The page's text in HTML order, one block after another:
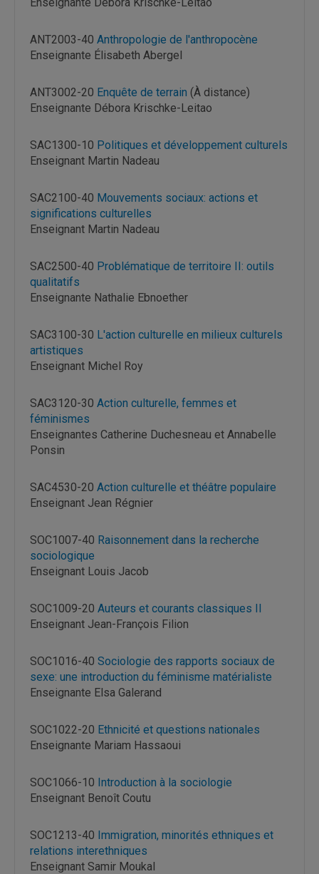
ANT2003-40 Anthropologie de l'anthropocène
Enseignante Élisabeth Abergel
ANT3002-20 Enquête de terrain (À distance)
Enseignante Débora Krischke-Leitao
SAC1300-10 Politiques et développement culturels
Enseignant Martin Nadeau
SAC2100-40 Mouvements sociaux: actions et
significations culturelles
Enseignant Martin Nadeau
SAC2500-40 Problématique de territoire II: outils
qualitatifs
Enseignante Nathalie Ebnoether
SAC3100-30 L'action culturelle en milieux culturels
artistiques
Enseignant Michel Roy
SAC3120-30 Action culturelle, femmes et
féminismes
Enseignantes Catherine Duchesneau et Annabelle
Ponsin
SAC4530-20 Action culturelle et théâtre populaire
Enseignant Jean Régnier
SOC1007-40 Raisonnement dans la recherche
sociologique
Enseignant Louis Jacob
SOC1009-20 Auteurs et courants classiques II
Enseignant Jean-François Filion
SOC1016-40 Sociologie des rapports sociaux de
sexe: une introduction du féminisme matérialiste
Enseignante Elsa Galerand
SOC1022-20 Ethnicité et questions nationales
Enseignante Mariam Hassaoui
SOC1066-10 Introduction à la sociologie
Enseignant Benoît Coutu
SOC1213-40 Immigration, minorités ethniques et
relations interethniques
Enseignant Samir Moukal